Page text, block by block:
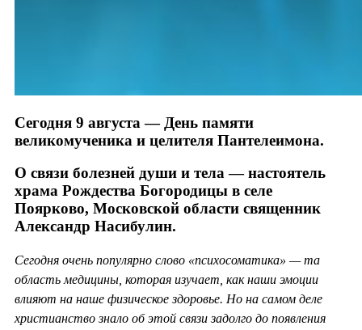
Сегодня 9 августа — День памяти
великомученика и целителя Пантелеимона.
О связи болезней души и тела — настоятель
храма Рождества Богородицы в селе
Поярково, Московской области священник
Александр Насибулин.
Сегодня очень популярно слово «психосоматика» — та
область медицины, которая изучает, как наши эмоции
влияют на наше физическое здоровье. Но на самом деле
христианство знало об этой связи задолго до появления